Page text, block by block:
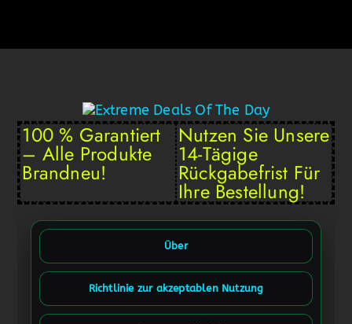
100 % Garantiert
– Alle Produkte
Brandneu!
Nutzen Sie Unsere
14-Tägige
Rückgabefrist Für
Ihre Bestellung!
Über
Richtlinie zur akzeptablen Nutzung